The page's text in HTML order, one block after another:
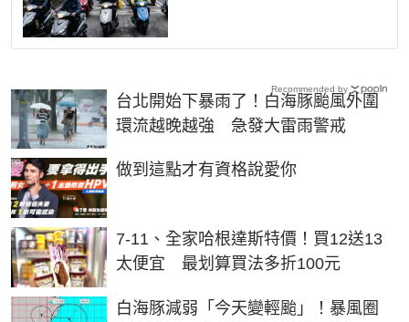
台北開始下暴雨了！白海豚颱風外圍
環流越晚越強 急發大雷雨警戒
做到這點才有資格說愛你
PR
7-11、全家哈根達斯特價！買12送13
太便宜 最划算買法多折100元
白海豚減弱「今天變輕颱」！暴風圈
Recommended by